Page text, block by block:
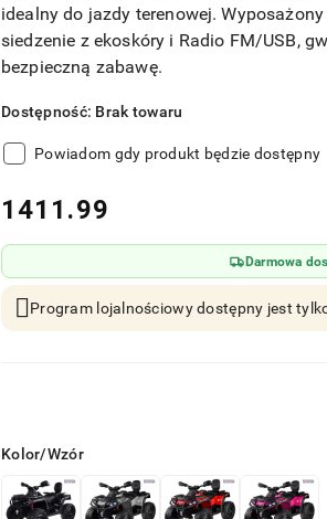
idealny do jazdy terenowej.
siedzenie z ekoskóry i Radio FM/USB,
bezpieczną zabawę.
Dostępność: Brak towaru
Powiadom gdy produkt będzie dostępny
cena:
1411.99
Darmowa
Program lojalnościowy dostępny jest
Wariant
Kolor/Wzór